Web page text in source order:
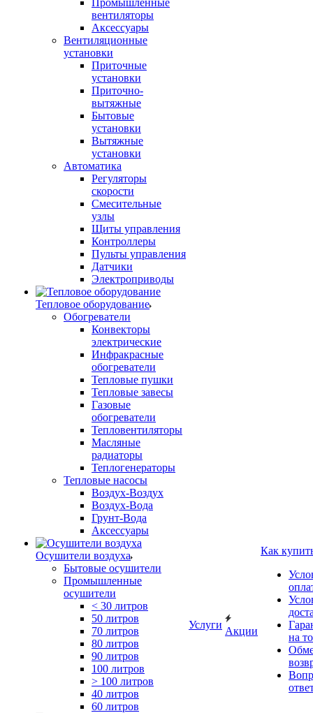
Промышленные
вентиляторы
Аксессуары
Вентиляционные
установки
Приточные
установки
Приточно-
вытяжные
Бытовые
установки
Вытяжные
установки
Автоматика
Регуляторы
скорости
Смесительные
узлы
Щиты управления
Контроллеры
Пульты управления
Датчики
Электроприводы
Тепловое оборудование
Обогреватели
Конвекторы
электрические
Инфракрасные
обогреватели
Тепловые пушки
Тепловые завесы
Газовые
обогреватели
Тепловентиляторы
Масляные
радиаторы
Теплогенераторы
Тепловые насосы
Воздух-Воздух
Воздух-Вода
Грунт-Вода
Аксессуары
Осушители воздуха
Бытовые осушители
Промышленные
осушители
< 30 литров
50 литров
70 литров
80 литров
90 литров
100 литров
> 100 литров
40 литров
60 литров
Услуги
Акции
Как
на